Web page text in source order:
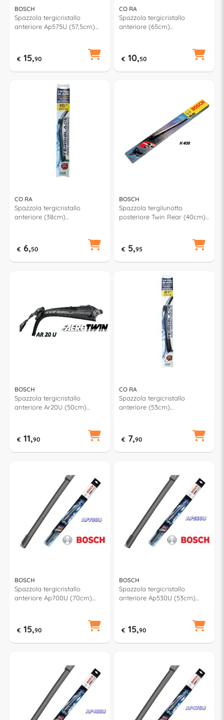
BOSCH
Spazzola tergicristallo
anteriore Ap575U (57,5cm)
€ 15,90
CO RA
Spazzola tergicristallo
anteriore (65cm)
€ 10,50
CO RA
Spazzola tergicristallo
anteriore (38cm)
€ 6,50
BOSCH
Spazzola tergilunotto
posteriore Twin Rear (40cm)
€ 5,95
BOSCH
Spazzola tergicristallo
anteriore Ar20U (50cm)
€ 11,90
CO RA
Spazzola tergicristallo
anteriore (53cm)
€ 7,90
BOSCH
Spazzola tergicristallo
anteriore Ap700U (70cm)
€ 15,90
BOSCH
Spazzola tergicristallo
anteriore Ap530U (53cm)
€ 15,90